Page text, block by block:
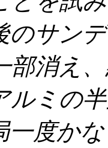
のサン
部消え
ルミの
一度か